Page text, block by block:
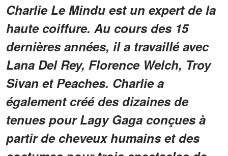
Charlie Le Mindu est un expert de la
haute coiffure. Au cours des 15
dernières années, il a travaillé avec
Lana Del Rey, Florence Welch, Troy
Sivan et Peaches. Charlie a
également créé des dizaines de
tenues pour Lagy Gaga conçues à
partir de cheveux humains et des